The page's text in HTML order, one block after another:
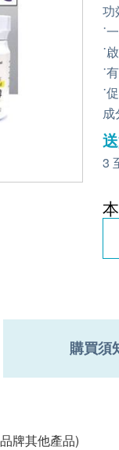
功
˙
˙
˙
˙
成
3
購買須
牌其他產品)